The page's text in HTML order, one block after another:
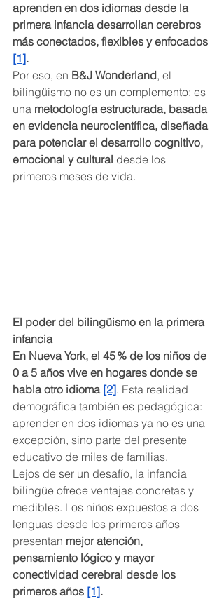
aprenden en dos idiomas desde la
primera infancia desarrollan cerebros
más conectados, flexibles y enfocados
[1].
Por eso, en B&J Wonderland, el
bilingüismo no es un complemento: es
una metodología estructurada, basada
en evidencia neurocientífica, diseñada
para potenciar el desarrollo cognitivo,
emocional y cultural desde los
primeros meses de vida.
El poder del bilingüismo en la primera
infancia
En Nueva York, el 45 % de los niños de
0 a 5 años vive en hogares donde se
habla otro idioma [2]. Esta realidad
demográfica también es pedagógica:
aprender en dos idiomas ya no es una
excepción, sino parte del presente
educativo de miles de familias.
Lejos de ser un desafío, la infancia
bilingüe ofrece ventajas concretas y
medibles. Los niños expuestos a dos
lenguas desde los primeros años
presentan mejor atención,
pensamiento lógico y mayor
conectividad cerebral desde los
primeros años [1].